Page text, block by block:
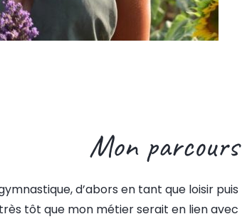
Mon parcours
d’abors en tant que loisir puis
tôt que mon métier serait en lien avec